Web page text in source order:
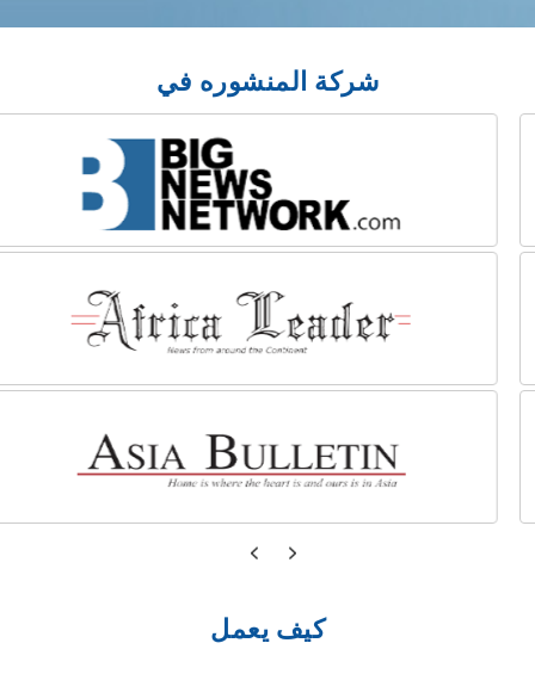
شركة المنشوره في
كيف يعمل